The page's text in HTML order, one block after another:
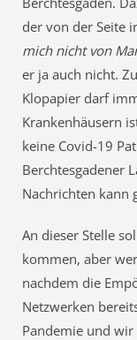
der von der Seite
mich nicht von
er ja auch nicht.
Klopapier darf
Krankenhäusern
keine Covid-19
Berchtesgadener
Nachrichten kann
An dieser Stelle
kommen, aber
nachdem die
Netzwerken
Pandemie und